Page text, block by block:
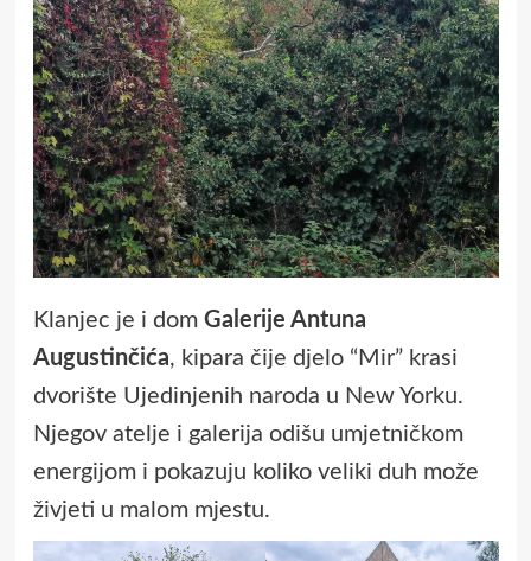
Klanjec je i dom Galerije Antuna
Augustinčića, kipara čije djelo “Mir” krasi
dvorište Ujedinjenih naroda u New Yorku.
Njegov atelje i galerija odišu umjetničkom
energijom i pokazuju koliko veliki duh može
živjeti u malom mjestu.